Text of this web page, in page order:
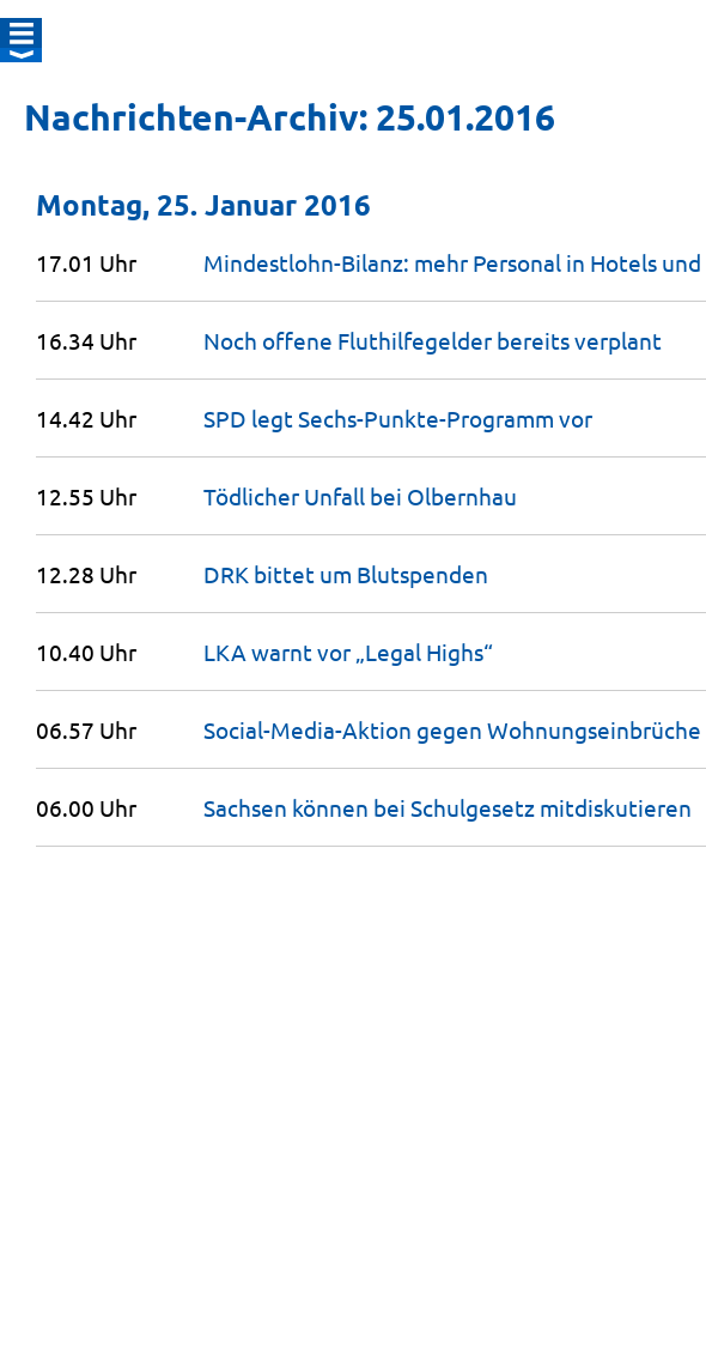
Nachrichten-Archiv: 25.01.2016
Montag, 25. Januar 2016
17.01 Uhr Mindestlohn-Bilanz: mehr Personal in Hotels und
16.34 Uhr Noch offene Fluthilfegelder bereitsverplant
14.42 Uhr SPD legt Sechs-Punkte-Programm vor
12.55 Uhr Tödlicher Unfall bei Olbernhau
12.28 Uhr DRK bittet um Blutspenden
10.40 Uhr LKA warnt vor „Legal Highs“
06.57 Uhr Social-Media-Aktion gegen Wohnungs­einbrüche
06.00 Uhr Sachsen können bei Schulgesetz mitdiskutieren